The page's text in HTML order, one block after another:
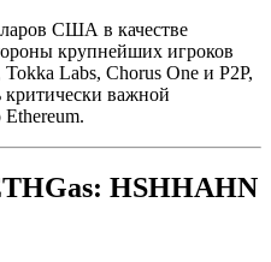
США в качестве
крупнейших игроков
Labs, Chorus One и P2P,
критически важной
HSHHAHN